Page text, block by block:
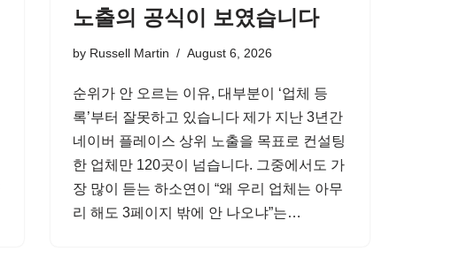
노출의 공식이 보였습니다
by Russell Martin August 6, 2026
순위가 안 오르는 이유, 대부분이 ‘업체 등
록’부터 잘못하고 있습니다 제가 지난 3년간
네이버 플레이스 상위 노출을 목표로 컨설팅
한 업체만 120곳이 넘습니다. 그중에서도 가
장 많이 듣는 하소연이 “왜 우리 업체는 아무
리 해도 3페이지 밖에 안 나오냐”는…